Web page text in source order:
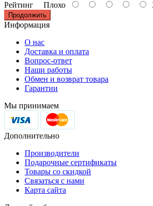
Рейтинг Плохо
Продолжить
Информация
О нас
Доставка и оплата
Вопрос-ответ
Наши работы
Обмен и возврат товара
Гарантии
Мы принимаем
Дополнительно
Производители
Подарочные сертификаты
Товары со скидкой
Связаться с нами
Карта сайта